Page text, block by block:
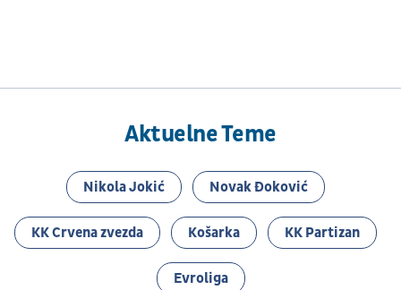
Aktuelne Teme
Nikola Jokić Novak Đoković
KK Crvena zvezda Košarka KK Partizan
Evroliga